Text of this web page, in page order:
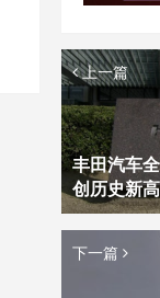
上一篇
丰田汽车
创历史新高
下一篇